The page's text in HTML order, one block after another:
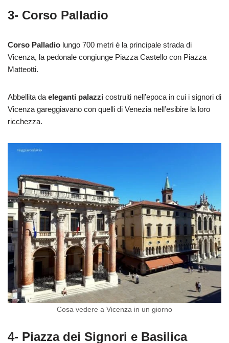
3- Corso Palladio
Corso Palladio lungo 700 metri è la principale strada di
Vicenza, la pedonale congiunge Piazza Castello con Piazza
Matteotti.
Abbellita da eleganti palazzi costruiti nell’epoca in cui i signori di
Vicenza gareggiavano con quelli di Venezia nell’esibire la loro
ricchezza.
Cosa vedere a Vicenza in un giorno
4- Piazza dei Signori e Basilica